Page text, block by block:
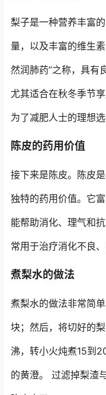
梨子是一种营养丰富
量，以及丰富的维生
然润肺药”之称，具有
尤其适合在秋冬季节
为了减肥人士的理想选
陈皮的药用价值
接下来是陈皮。陈皮
独特的药用价值。它
能帮助消化、理气和
常用于治疗消化不良、
煮梨水的做法
煮梨水的做法非常简
块；然后，将切好的
沸，转小火炖煮15到
的黄澄。 过滤掉梨渣